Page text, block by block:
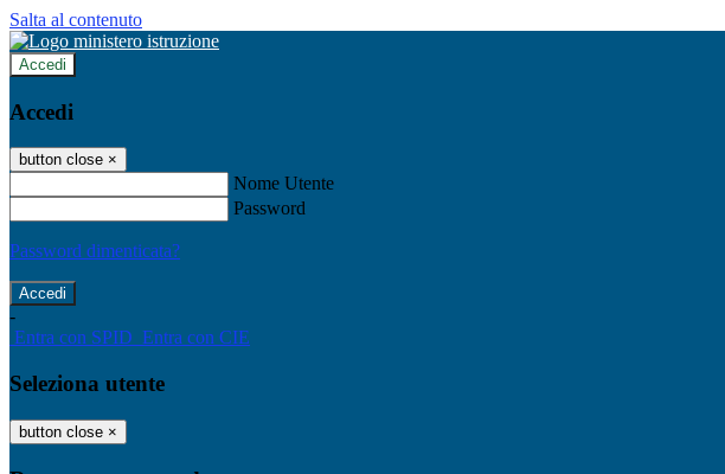
Salta al contenuto
Accedi
Accedi
button close ×
Nome Utente
Password
Password dimenticata?
-
Entra con SPID Entra con CIE
Seleziona utente
button close ×